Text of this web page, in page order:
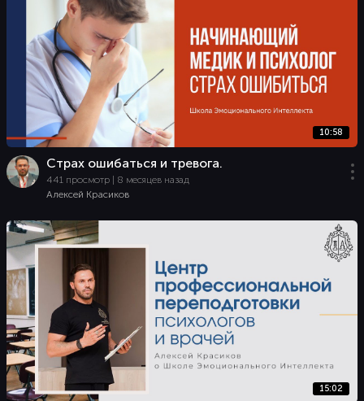
10:58
Страх ошибаться и тревога.
441 просмотр | 8 месяцев назад
Алексей Красиков
15:02